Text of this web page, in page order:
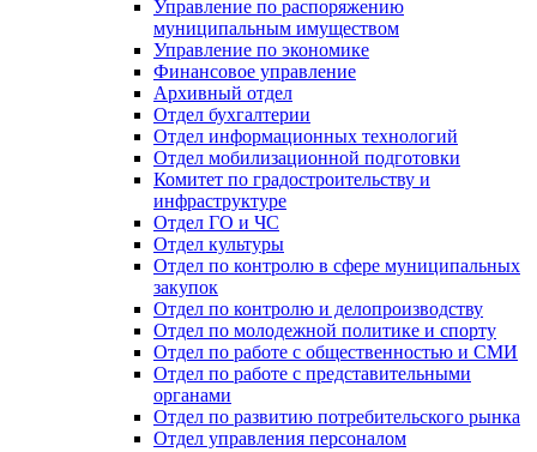
Управление по распоряжению
муниципальным имуществом
Управление по экономике
Финансовое управление
Архивный отдел
Отдел бухгалтерии
Отдел информационных технологий
Отдел мобилизационной подготовки
Комитет по градостроительству и
инфраструктуре
Отдел ГО и ЧС
Отдел культуры
Отдел по контролю в сфере муниципальных
закупок
Отдел по контролю и делопроизводству
Отдел по молодежной политике и спорту
Отдел по работе с общественностью и СМИ
Отдел по работе с представительными
органами
Отдел по развитию потребительского рынка
Отдел управления персоналом